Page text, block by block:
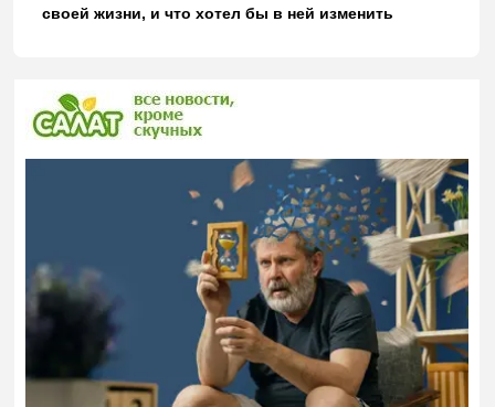
своей жизни, и что хотел бы в ней изменить